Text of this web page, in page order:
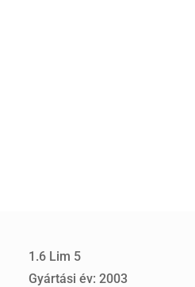
1.6 Lim 5
Gyártási év: 2003